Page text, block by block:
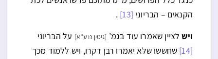
הקנאים – הבריוני [13]
.
וישלציין שאמרו עוד בגמ’ [גיטין נו ע”א] על הבריוני
[14]
שחששו שלא יאמרו רבן דקרו, ויש ללמוד מכך